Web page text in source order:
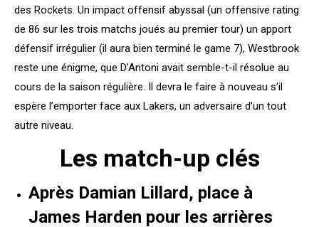
des Rockets. Un impact offensif abyssal (un offensive rating
de 86 sur les trois matchs joués au premier tour) un apport
défensif irrégulier (il aura bien terminé le game 7), Westbrook
reste une énigme, que D’Antoni avait semble-t-il résolue au
cours de la saison régulière. Il devra le faire à nouveau s’il
espère l’emporter face aux Lakers, un adversaire d’un tout
autre niveau.
Les match-up clés
Après Damian Lillard, place à
James Harden pour les arrières